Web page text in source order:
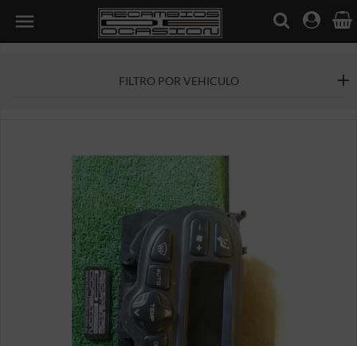

FILTRO POR VEHICULO